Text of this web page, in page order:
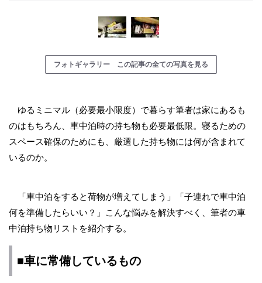
フォトギャラリー この記事の全ての写真を見る
ゆるミニマル（必要最小限度）で暮らす筆者は家にあるも
のはもちろん、車中泊時の持ち物も必要最低限。寝るための
スペース確保のためにも、厳選した持ち物には何が含まれて
いるのか。
「車中泊をすると荷物が増えてしまう」「子連れで車中泊
何を準備したらいい？」こんな悩みを解決すべく、筆者の車
中泊持ち物リストを紹介する。
■車に常備しているもの